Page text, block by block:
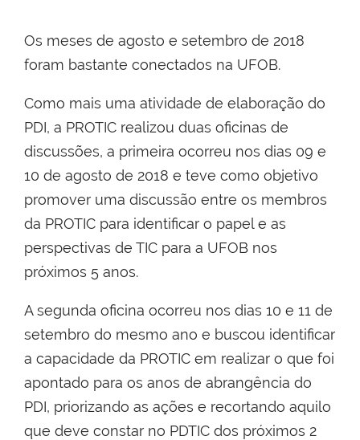
Os meses de agosto e setembro de 2018
foram bastante conectados na UFOB.
Como mais uma atividade de elaboração do
PDI, a PROTIC realizou duas oficinas de
discussões, a primeira ocorreu nos dias 09 e
10 de agosto de 2018 e teve como objetivo
promover uma discussão entre os membros
da PROTIC para identificar o papel e as
perspectivas de TIC para a UFOB nos
próximos 5 anos.
A segunda oficina ocorreu nos dias 10 e 11 de
setembro do mesmo ano e buscou identificar
a capacidade da PROTIC em realizar o que foi
apontado para os anos de abrangência do
PDI, priorizando as ações e recortando aquilo
que deve constar no PDTIC dos próximos 2